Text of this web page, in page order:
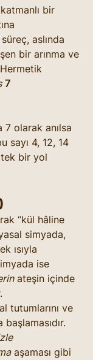
bir
aslında
bir arınma ve
7
olarak anılsa
sayı 4, 12, 14
bir yol
“kül hâline
simyada,
ısıyla
ise
ateşin içinde
tutumlarını ve
aşaması gibi